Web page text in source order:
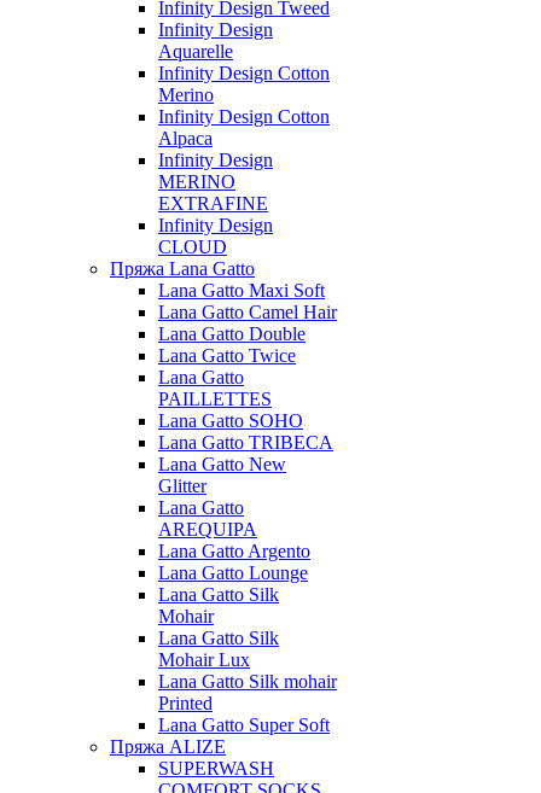
Infinity Design Tweed
Infinity Design
Aquarelle
Infinity Design Cotton
Merino
Infinity Design Cotton
Alpaca
Infinity Design
MERINO
EXTRAFINE
Infinity Design
CLOUD
Пряжа Lana Gatto
Lana Gatto Maxi Soft
Lana Gatto Camel Hair
Lana Gatto Double
Lana Gatto Twice
Lana Gatto
PAILLETTES
Lana Gatto SOHO
Lana Gatto TRIBECA
Lana Gatto New
Glitter
Lana Gatto
AREQUIPA
Lana Gatto Argento
Lana Gatto Lounge
Lana Gatto Silk
Mohair
Lana Gatto Silk
Mohair Lux
Lana Gatto Silk mohair
Printed
Lana Gatto Super Soft
Пряжа ALIZE
SUPERWASH